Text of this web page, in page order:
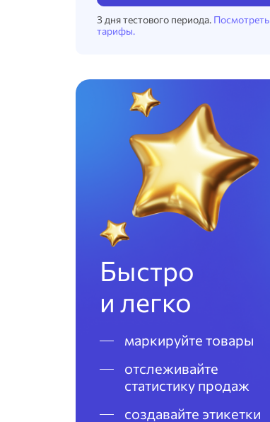
3 дня тестового периода. Посмотреть
тарифы.
Быстро
и легко
маркируйте товары
отслеживайте
статистику продаж
создавайте этикетки